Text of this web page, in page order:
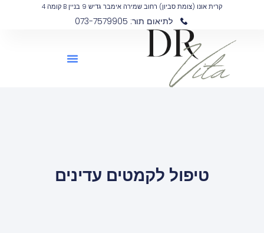
קרית אונו (צומת סביון) רחוב שמירה אימבר גדיש 9 בניין B קומה 4
לתיאום תור: 073-7579905
טיפול לקמטים עדינים